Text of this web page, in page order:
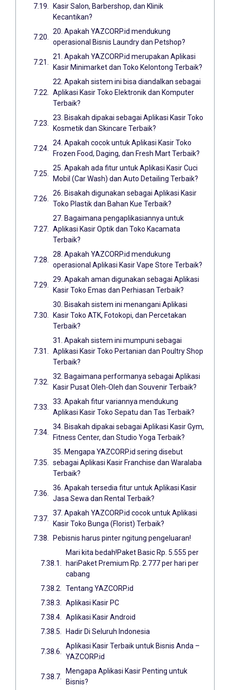
Kasir Salon, Barbershop, dan Klinik
Kecantikan?
20. Apakah YAZCORP.id mendukung
operasional Bisnis Laundry dan Petshop?
21. Apakah YAZCORP.id merupakan Aplikasi
Kasir Minimarket dan Toko Kelontong Terbaik?
22. Apakah sistem ini bisa diandalkan sebagai
Aplikasi Kasir Toko Elektronik dan Komputer
Terbaik?
23. Bisakah dipakai sebagai Aplikasi Kasir Toko
Kosmetik dan Skincare Terbaik?
24. Apakah cocok untuk Aplikasi Kasir Toko
Frozen Food, Daging, dan Fresh Mart Terbaik?
25. Apakah ada fitur untuk Aplikasi Kasir Cuci
Mobil (Car Wash) dan Auto Detailing Terbaik?
26. Bisakah digunakan sebagai Aplikasi Kasir
Toko Plastik dan Bahan Kue Terbaik?
27. Bagaimana pengaplikasiannya untuk
Aplikasi Kasir Optik dan Toko Kacamata
Terbaik?
28. Apakah YAZCORP.id mendukung
operasional Aplikasi Kasir Vape Store Terbaik?
29. Apakah aman digunakan sebagai Aplikasi
Kasir Toko Emas dan Perhiasan Terbaik?
30. Bisakah sistem ini menangani Aplikasi
Kasir Toko ATK, Fotokopi, dan Percetakan
Terbaik?
31. Apakah sistem ini mumpuni sebagai
Aplikasi Kasir Toko Pertanian dan Poultry Shop
Terbaik?
32. Bagaimana performanya sebagai Aplikasi
Kasir Pusat Oleh-Oleh dan Souvenir Terbaik?
33. Apakah fitur variannya mendukung
Aplikasi Kasir Toko Sepatu dan Tas Terbaik?
34. Bisakah dipakai sebagai Aplikasi Kasir Gym,
Fitness Center, dan Studio Yoga Terbaik?
35. Mengapa YAZCORP.id sering disebut
sebagai Aplikasi Kasir Franchise dan Waralaba
Terbaik?
36. Apakah tersedia fitur untuk Aplikasi Kasir
Jasa Sewa dan Rental Terbaik?
37. Apakah YAZCORP.id cocok untuk Aplikasi
Kasir Toko Bunga (Florist) Terbaik?
Pebisnis harus pinter ngitung pengeluaran!
Mari kita bedah!Paket Basic Rp. 5.555 per
hariPaket Premium Rp. 2.777 per hari per
cabang
Tentang YAZCORP.id
Aplikasi Kasir PC
Aplikasi Kasir Android
Hadir Di Seluruh Indonesia
Aplikasi Kasir Terbaik untuk Bisnis Anda –
YAZCORP.id
Mengapa Aplikasi Kasir Penting untuk
Bisnis?